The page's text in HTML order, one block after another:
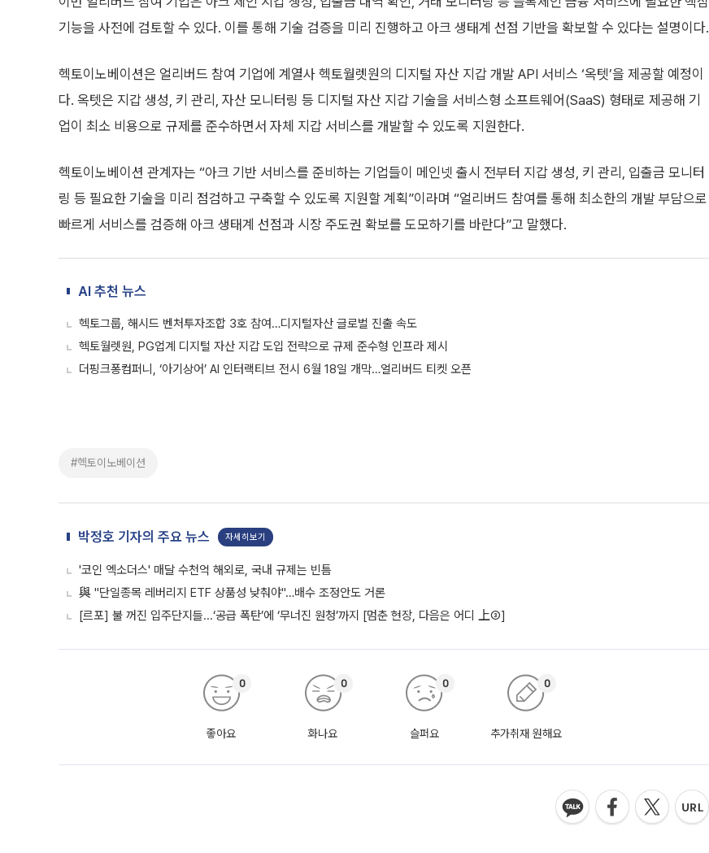
기능을 사전에 검토할 수 있다. 이를 통해 기술 검증을 미리 진행하고 아크 생태계 선점 기반을 확보할 수 있다는 설명이다.
헥토이노베이션은 얼리버드 참여 기업에 계열사 헥토월렛원의 디지털 자산 지갑 개발 API 서비스 ‘옥텟’을 제공할 예정이
다. 옥텟은 지갑 생성, 키 관리, 자산 모니터링 등 디지털 자산 지갑 기술을 서비스형 소프트웨어(SaaS) 형태로 제공해 기
업이 최소 비용으로 규제를 준수하면서 자체 지갑 서비스를 개발할 수 있도록 지원한다.
헥토이노베이션 관계자는 “아크 기반 서비스를 준비하는 기업들이 메인넷 출시 전부터 지갑 생성, 키 관리, 입출금 모니터
링 등 필요한 기술을 미리 점검하고 구축할 수 있도록 지원할 계획”이라며 “얼리버드 참여를 통해 최소한의 개발 부담으로
빠르게 서비스를 검증해 아크 생태계 선점과 시장 주도권 확보를 도모하기를 바란다”고 말했다.
AI 추천 뉴스
헥토그룹, 해시드 벤처투자조합 3호 참여…디지털자산 글로벌 진출 속도
헥토월렛원, PG업계 디지털 자산 지갑 도입 전략으로 규제 준수형 인프라 제시
더핑크퐁컴퍼니, ‘아기상어’ AI 인터랙티브 전시 6월 18일 개막…얼리버드 티켓 오픈
#헥토이노베이션
박정호 기자의 주요 뉴스 자세히보기
'코인 엑소더스' 매달 수천억 해외로, 국내 규제는 빈틈
與 "단일종목 레버리지 ETF 상품성 낮춰야"…배수 조정안도 거론
[르포] 불 꺼진 입주단지들...‘공급 폭탄’에 ‘무너진 원청’까지 [멈춘 현장, 다음은 어디 上③]
좋아요
0
화나요
0
슬퍼요
0
추가취재 원해요
0